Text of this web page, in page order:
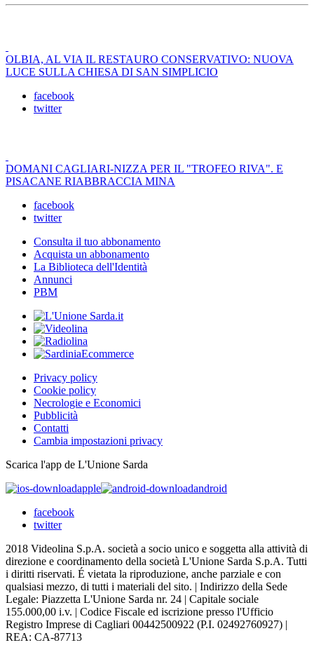
OLBIA, AL VIA IL RESTAURO CONSERVATIVO: NUOVA
LUCE SULLA CHIESA DI SAN SIMPLICIO
facebook
twitter
DOMANI CAGLIARI-NIZZA PER IL "TROFEO RIVA". E
PISACANE RIABBRACCIA MINA
facebook
twitter
Consulta il tuo abbonamento
Acquista un abbonamento
La Biblioteca dell'Identità
Annunci
PBM
Privacy policy
Cookie policy
Necrologie e Economici
Pubblicità
Contatti
Cambia impostazioni privacy
Scarica l'app de L'Unione Sarda
apple
android
facebook
twitter
2018 Videolina S.p.A. società a socio unico e soggetta alla attività di
direzione e coordinamento della società L'Unione Sarda S.p.A. Tutti
i diritti riservati. É vietata la riproduzione, anche parziale e con
qualsiasi mezzo, di tutti i materiali del sito. | Indirizzo della Sede
Legale: Piazzetta L'Unione Sarda nr. 24 | Capitale sociale
155.000,00 i.v. | Codice Fiscale ed iscrizione presso l'Ufficio
Registro Imprese di Cagliari 00442500922 (P.I. 02492760927) |
REA: CA-87713